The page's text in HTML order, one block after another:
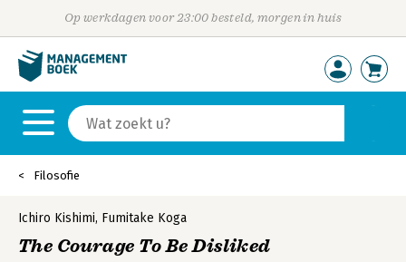
Op werkdagen voor 23:00 besteld, morgen in huis
Filosofie
Ichiro Kishimi, Fumitake Koga
The Courage To Be Disliked